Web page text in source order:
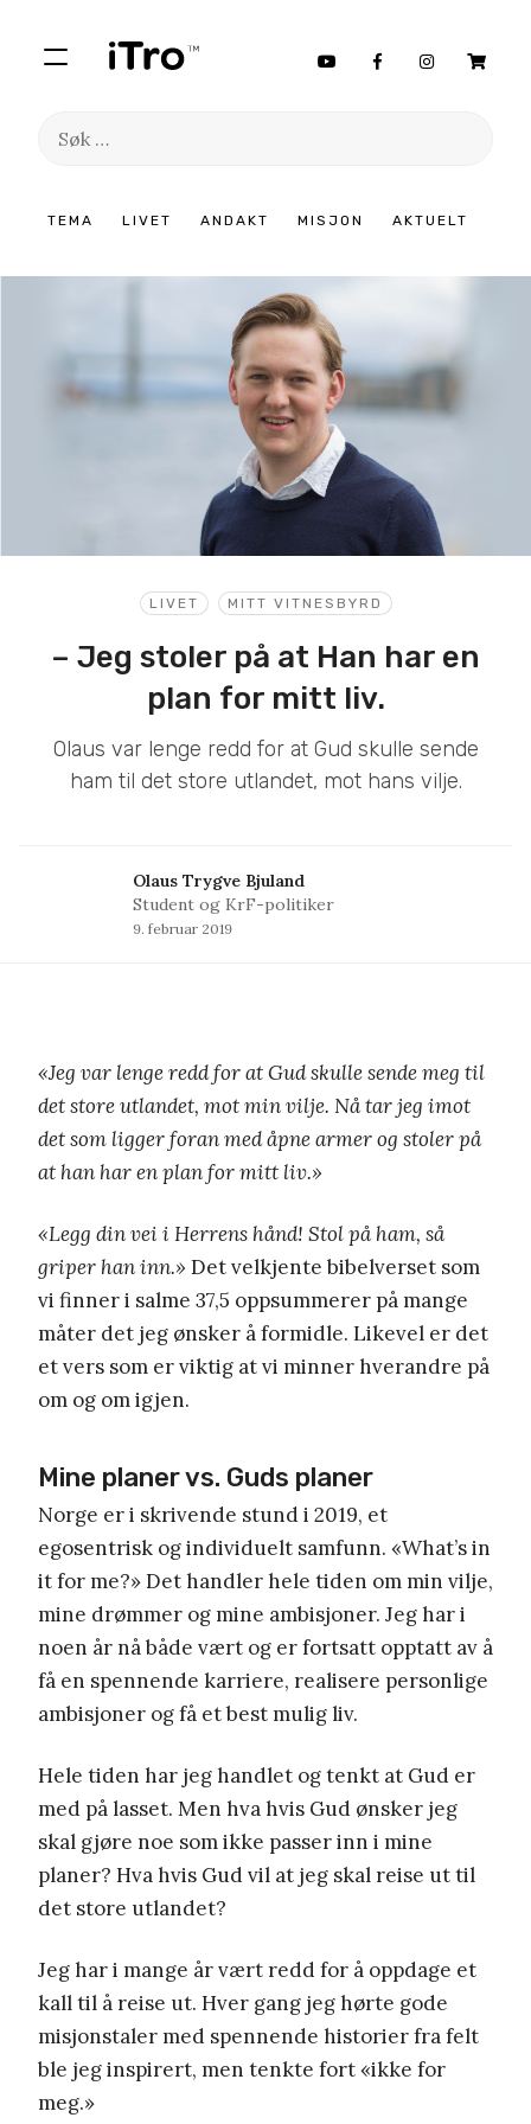
TEMA LIVET ANDAKT MISJON AKTUELT
Søk
innhold
LIVET MITT VITNESBYRD
– Jeg stoler på at Han har en
plan for mitt liv.
Olaus var lenge redd for at Gud skulle sende
ham til det store utlandet, mot hans vilje.
Olaus Trygve Bjuland
Student og KrF-politiker
9. februar 2019
«Jeg var lenge redd for at Gud skulle sende meg til
det store utlandet, mot min vilje. Nå tar jeg imot
det som ligger foran med åpne armer og stoler på
at han har en plan for mitt liv.»
«Legg din vei i Herrens hånd! Stol på ham, så
griper han inn.» Det velkjente bibelverset som
vi finner i salme 37,5 oppsummerer på mange
måter det jeg ønsker å formidle. Likevel er det
et vers som er viktig at vi minner hverandre på
om og om igjen.
Mine planer vs. Guds planer
Norge er i skrivende stund i 2019, et
egosentrisk og individuelt samfunn. «What’s in
it for me?» Det handler hele tiden om min vilje,
mine drømmer og mine ambisjoner. Jeg har i
noen år nå både vært og er fortsatt opptatt av å
få en spennende karriere, realisere personlige
ambisjoner og få et best mulig liv.
Hele tiden har jeg handlet og tenkt at Gud er
med på lasset. Men hva hvis Gud ønsker jeg
skal gjøre noe som ikke passer inn i mine
planer? Hva hvis Gud vil at jeg skal reise ut til
det store utlandet?
Jeg har i mange år vært redd for å oppdage et
kall til å reise ut. Hver gang jeg hørte gode
misjonstaler med spennende historier fra felt
ble jeg inspirert, men tenkte fort «ikke for
meg.»